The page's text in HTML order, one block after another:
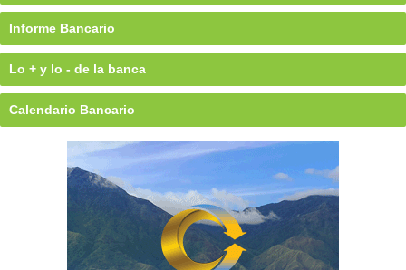
Informe Bancario
Lo + y lo - de la banca
Calendario Bancario